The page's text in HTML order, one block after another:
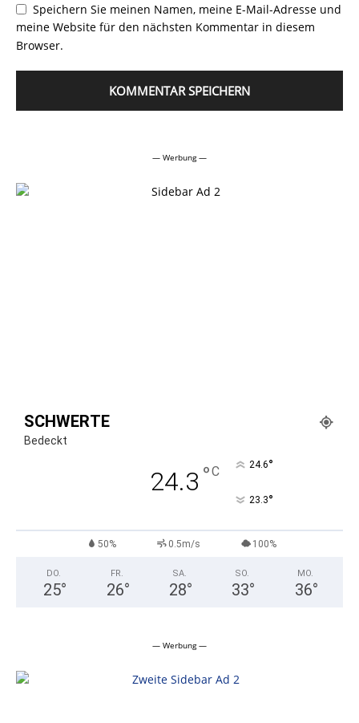
Speichern Sie meinen Namen, meine E-Mail-Adresse und
meine Website für den nächsten Kommentar in diesem
Browser.
— Werbung —
SCHWERTE
Bedeckt
24.3 °C 24.6°
23.3°
50% 0.5m/s 100%
DO.
25°
FR.
26°
SA.
28°
SO.
33°
MO.
36°
— Werbung —